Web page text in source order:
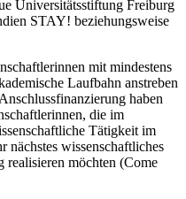
Universitätsstiftung Freiburg
STAY! beziehungsweise
mit mindestens
Laufbahn anstreben
haben
die im
Tätigkeit im
nächstes wissenschaftliches
realisieren möchten (Come